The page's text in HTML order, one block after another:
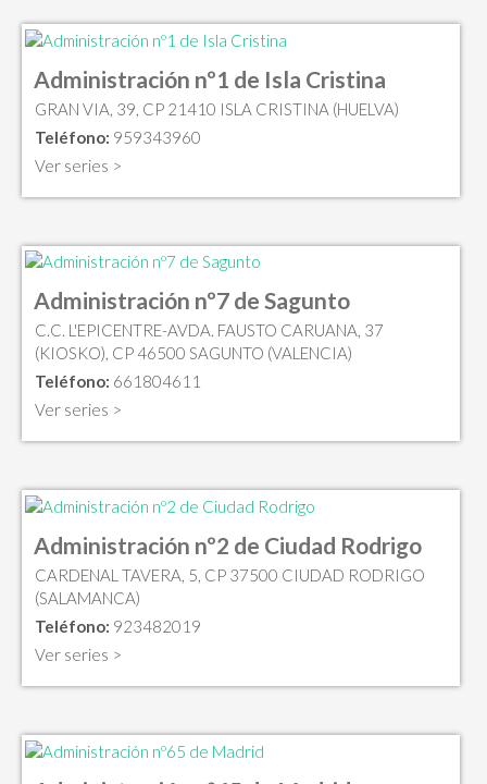
Administración nº1 de Isla Cristina
GRAN VIA, 39, CP 21410 ISLA CRISTINA (HUELVA)
Teléfono: 959343960
Ver series >
Administración nº7 de Sagunto
C.C. L'EPICENTRE-AVDA. FAUSTO CARUANA, 37
(KIOSKO), CP 46500 SAGUNTO (VALENCIA)
Teléfono: 661804611
Ver series >
Administración nº2 de Ciudad Rodrigo
CARDENAL TAVERA, 5, CP 37500 CIUDAD RODRIGO
(SALAMANCA)
Teléfono: 923482019
Ver series >